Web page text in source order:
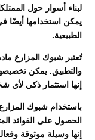
لبناء أسوار حول
يمكن استخدامها أيضًا
الطبيعية.
تُعتبر شبوك المزارع
والتطبيق. يمكن
إنها استثمار ذكي
باستخدام شبوك
الحصول على الفوائد
إنها وسيلة موثوقة